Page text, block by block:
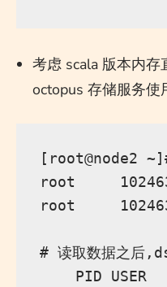
考虑 scala 版本内
octopus 存储服务使
[root@node2
root
root
# 读取数据之后
PID USER